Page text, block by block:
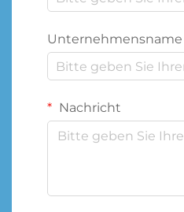
Unternehmensname
Nachricht